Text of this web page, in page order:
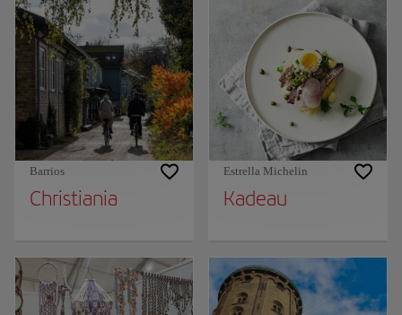
Barrios
Christiania
Estrella Michelin
Kadeau